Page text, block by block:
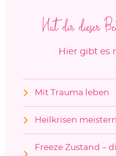
Hat dir dieser
Hier gibt es
Mit Trauma leben
Heilkrisen meistern
Freeze Zustand –